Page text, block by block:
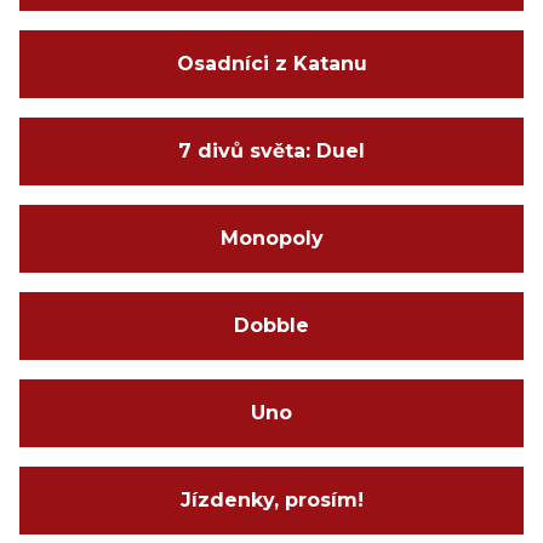
Osadníci z Katanu
7 divů světa: Duel
Monopoly
Dobble
Uno
Jízdenky, prosím!